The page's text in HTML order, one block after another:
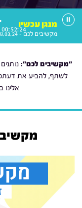
00:52:24
מנגן עכשיו
מקשיבים לכם - 28.03.24
"מקשיבים לכם":
לשתף, להביע את
אלינו
מקשיבים